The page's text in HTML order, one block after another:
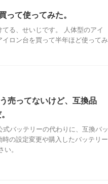
って使ってみた。
る、せいじです。 人体型のアイ
ロン台を買って半年ほど使ってみ
売ってないけど、互換品
バッテリーの代わりに、互換バッ
の設定変更や購入したバッテリー
。